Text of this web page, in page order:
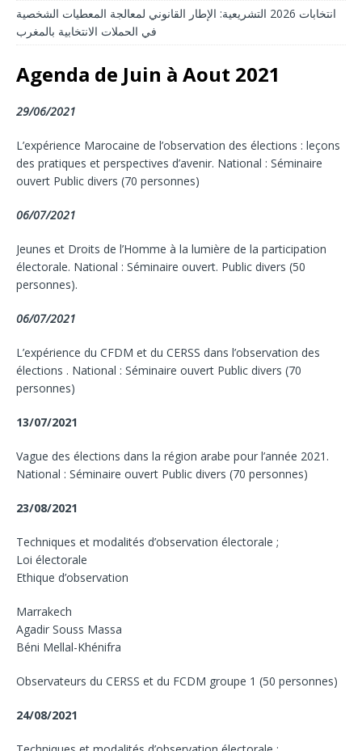
انتخابات 2026 التشريعية: الإطار القانوني لمعالجة المعطيات الشخصية
في الحملات الانتخابية بالمغرب
Agenda de Juin à Aout 2021
29/06/2021
L’expérience Marocaine de l’observation des élections : leçons
des pratiques et perspectives d’avenir. National : Séminaire
ouvert Public divers (70 personnes)
06/07/2021
Jeunes et Droits de l’Homme à la lumière de la participation
électorale. National : Séminaire ouvert. Public divers (50
personnes).
06/07/2021
L’expérience du CFDM et du CERSS dans l’observation des
élections . National : Séminaire ouvert Public divers (70
personnes)
13/07/2021
Vague des élections dans la région arabe pour l’année 2021.
National : Séminaire ouvert Public divers (70 personnes)
23/08/2021
Techniques et modalités d’observation électorale ;
Loi électorale
Ethique d’observation
Marrakech
Agadir Souss Massa
Béni Mellal-Khénifra
Observateurs du CERSS et du FCDM groupe 1 (50 personnes)
24/08/2021